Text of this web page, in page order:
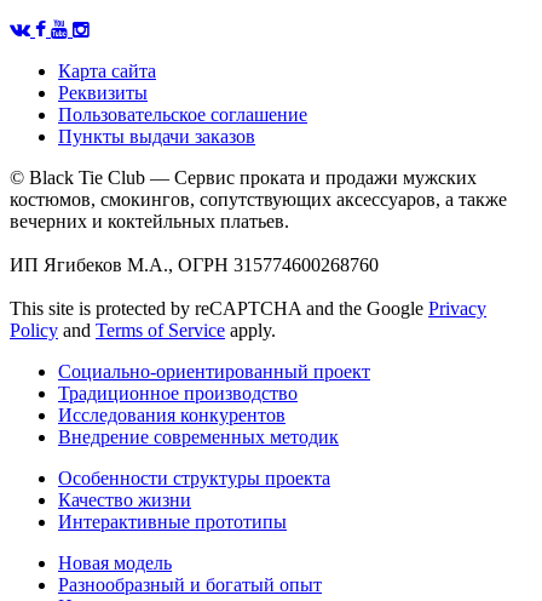
Карта сайта
Реквизиты
Пользовательское соглашение
Пункты выдачи заказов
© Black Tie Club — Сервис проката и продажи мужских
костюмов, смокингов, сопутствующих аксессуаров, а также
вечерних и коктейльных платьев.
ИП Ягибеков М.А., ОГРН 315774600268760
This site is protected by reCAPTCHA and the Google Privacy
Policy and Terms of Service apply.
Социально-ориентированный проект
Традиционное производство
Исследования конкурентов
Внедрение современных методик
Особенности структуры проекта
Качество жизни
Интерактивные прототипы
Новая модель
Разнообразный и богатый опыт